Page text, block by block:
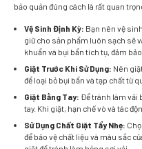
bảo quản đúng cách là rất quan
Vệ Sinh Định Kỳ: Bạn nên vệ
giữ cho sản phẩm luôn sạch sẽ
khuẩn và bụi bẩn tích tụ, đảm
Giặt Trước Khi Sử Dụng: Nên
để loại bỏ bụi bẩn và tạp chất từ
Giặt Bằng Tay: Để tránh làm vải
tay. Khi giặt, hạn chế vò và tác
Sử Dụng Chất Giặt Tẩy Nhẹ:
để bảo vệ chất liệu và màu sắc